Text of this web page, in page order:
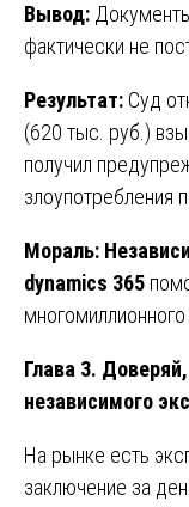
Вывод:
фактически не
Результат: Суд
(620 тыс. руб.)
получил
злоупотребления
Мораль:
dynamics 365
Глава 3.
независимого
На рынке есть
заключение за